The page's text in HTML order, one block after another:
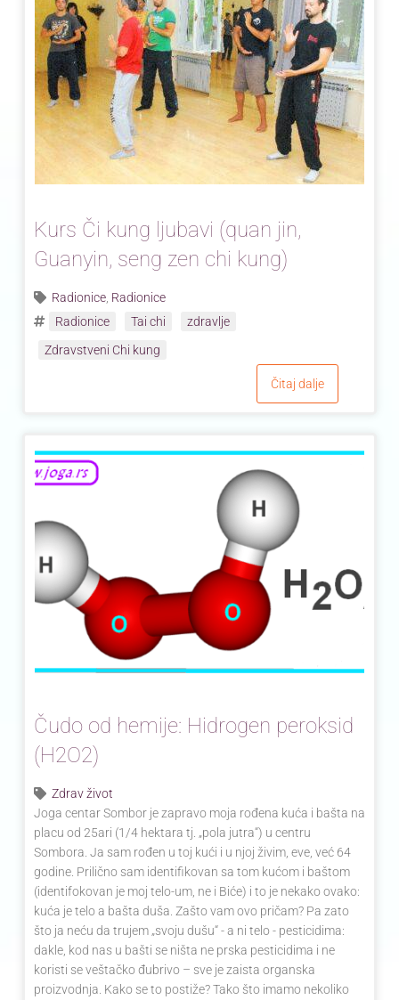
Kurs Či kung ljubavi (quan jin,
Guanyin, seng zen chi kung)
Radionice Radionice
Radionice
Tai chi
zdravlje
Zdravstveni Chi kung
Čitaj dalje
Čudo od hemije: Hidrogen peroksid
(H2O2)
Zdrav život
Joga centar Sombor je zapravo moja rođena kuća i bašta na
placu od 25ari (1/4 hektara tj. „pola jutra“) u centru
Sombora. Ja sam rođen u toj kući i u njoj živim, eve, već 64
godine. Prilično sam identifikovan sa tom kućom i baštom
(identifokovan je moj telo-um, ne i Biće) i to je nekako ovako:
kuća je telo a bašta duša. Zašto vam ovo pričam? Pa zato
što ja neću da trujem „svoju dušu“ - a ni telo - pesticidima:
dakle, kod nas u bašti se ništa ne prska pesticidima i ne
koristi se veštačko đubrivo – sve je zaista organska
proizvodnja. Kako se to postiže? Tako što imamo nekoliko